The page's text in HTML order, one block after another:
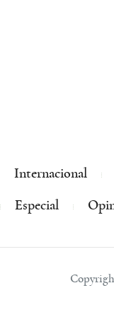
Internacional
Especial